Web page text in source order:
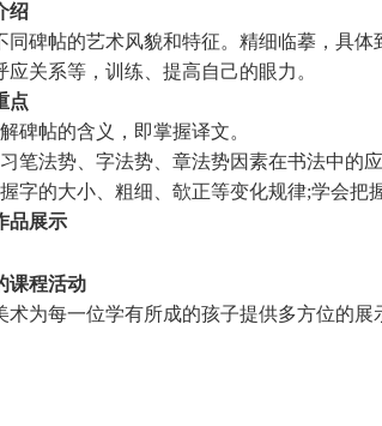
绍
同碑帖的艺术风貌和特征。精细临摹，具
应关系等，训练、提高自己的眼力。
点
碑帖的含义，即掌握译文。
笔法势、字法势、章法势因素在书法中的应
字的大小、粗细、欹正等变化规律;学会把
品展示
课程活动
术为每一位学有所成的孩子提供多方位的